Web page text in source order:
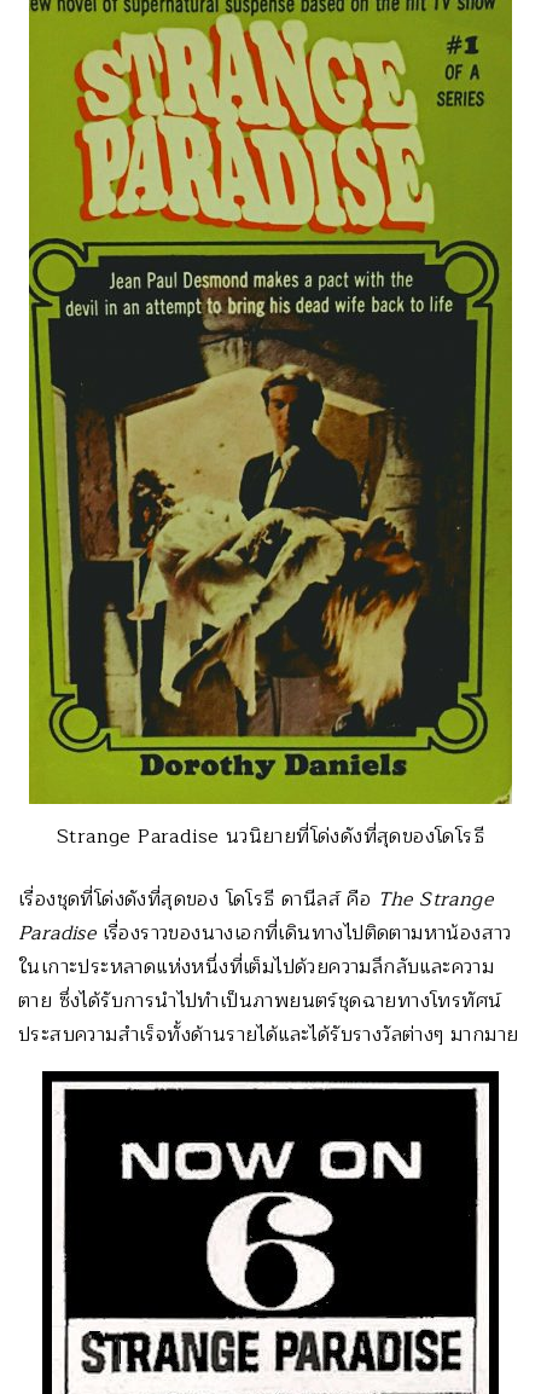
Strange Paradise นวนิยายที่โด่งดังที่สุดของโดโรธี
เรื่องชุดที่โด่งดังที่สุดของ โดโรธี ดานีลส์ คือ The Strange
Paradiseเรื่องราวของนางเอกที่เดินทางไปติดตามหาน้องสาว
ในเกาะประหลาดแห่งหนึ่งที่เต็มไปด้วยความลึกลับและความ
ตาย ซึ่งได้รับการนำไปทำเป็นภาพยนตร์ชุดฉายทางโทรทัศน์
ประสบความสำเร็จทั้งด้านรายได้และได้รับรางวัลต่างๆ มากมาย